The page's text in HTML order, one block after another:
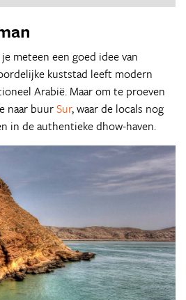
meteen een goed idee van
kuststad leeft modern
Arabië. Maar om te proeven
naar buurSur, waar de locals nog
in de authentieke dhow-haven.